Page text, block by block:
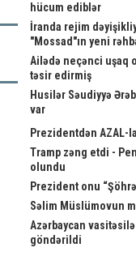
hücum ediblər
İranda rejim
"Mossad"ın yeni
Ailədə neçənci uşaq
təsir edirmiş
Husilər Səudiyyə
var
Prezidentdən AZAL-la
Tramp zəng etdi -
olundu
Prezident onu
Səlim Müslümovun
Azərbaycan
göndərildi